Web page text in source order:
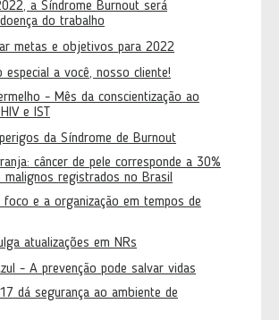
a Síndrome Burnout será
do trabalho
metas e objetivos para 2022
especial a você, nosso cliente!
- Mês da conscientização ao
e IST
da Síndrome de Burnout
câncer de pele corresponde a 30%
malignos registrados no Brasil
foco e a organização em tempos de
atualizações em NRs
- A prevenção pode salvar vidas
dá segurança ao ambiente de